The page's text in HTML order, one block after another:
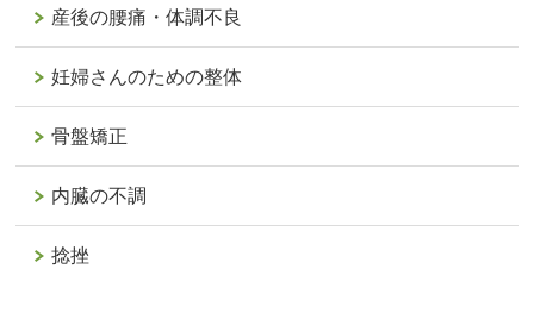
産後の腰痛・体調不良
妊婦さんのための整体
骨盤矯正
内臓の不調
捻挫